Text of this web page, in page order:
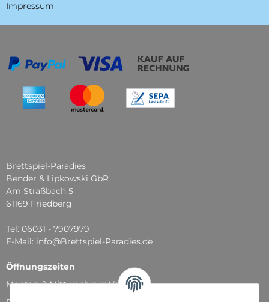
Impressum
Brettspiel-Paradies
Bender & Lipkowski GbR
Am Straßbach 5
61169 Friedberg
Tel: 06031 - 7907979
E-Mail: info@Brettspiel-Paradies.de
Öffnungszeiten
Montag & Mittwoch nur Versand